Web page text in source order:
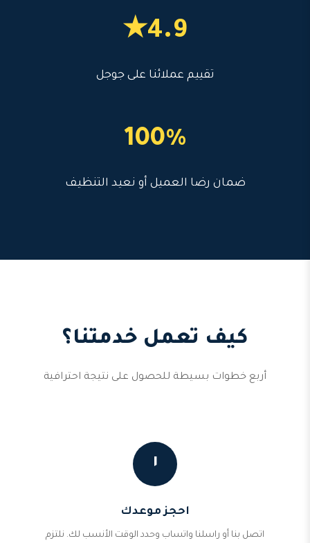
4.9★
تقييم عملائنا على جوجل
100%
ضمان رضا العميل أو نعيد التنظيف
كيف تعمل خدمتنا؟
أربع خطوات بسيطة للحصول على نتيجة احترافية
١
احجز موعدك
اتصل بنا أو راسلنا واتساب وحدد الوقت الأنسب لك. نلتزم